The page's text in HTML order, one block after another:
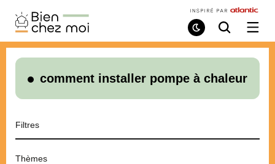
Bien
Chez
Moi
Mode
de
Recherche
/
le
comment installer pompe à chaleur
Filtres
Thèmes